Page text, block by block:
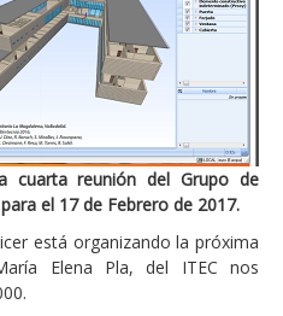
cuarta reunión del Grupo de
el 17 de Febrero de 2017.
está organizando la próxima
Elena Pla, del ITEC nos